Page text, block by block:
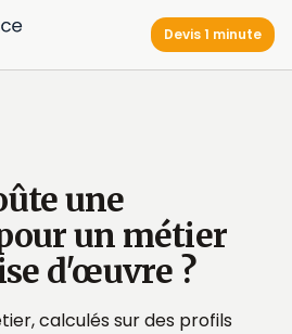
Devis 1 minute
une
un métier
d'œuvre ?
calculés sur des profils